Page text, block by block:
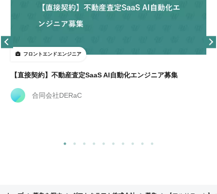
フロントエンドエンジニア
【直接契約】不動産査定SaaS AI自動化エンジニア募集
合同会社DERaC